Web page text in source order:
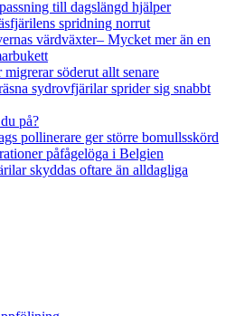
till dagslängd hjälper
spridning norrut
värdväxter– Mycket mer än en
söderut allt senare
sydrovfjärilar sprider sig snabbt
på?
pollinerare ger större bomullsskörd
påfågelöga i Belgien
skyddas oftare än alldagliga